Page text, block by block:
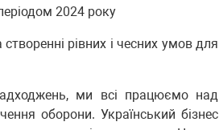
2024 року
рівних і чесних умов для
ми всі працюємо над
оборони. Український бізнес